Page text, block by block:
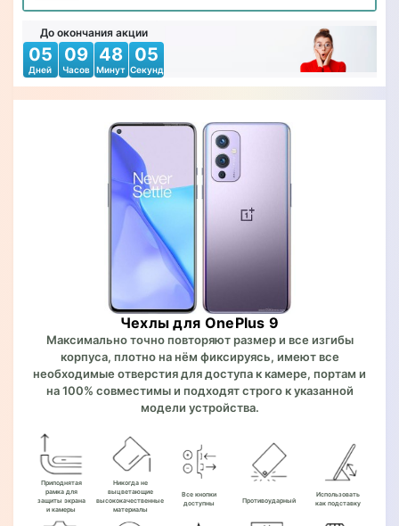
До окончания акции
05
Дней
09
Часов
48
Минут
03
Секунд
Чехлы для OnePlus 9
Максимально точно повторяют размер и все изгибы
корпуса, плотно на нём фиксируясь, имеют все
необходимые отверстия для доступа к камере, портам и
на 100% совместимы и подходят строго к указанной
модели устройства.
Приподнятая
рамка для
защиты экрана
и камеры
Никогда не
выцветающие
высококачественные
материалы
Все кнопки
доступны
Противоударный
Использовать
как подставку